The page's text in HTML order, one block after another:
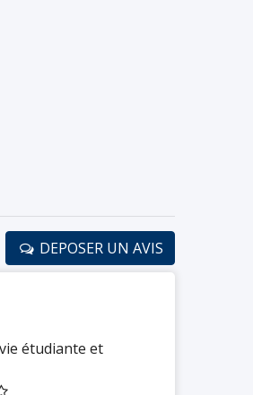
DEPOSER UN AVIS
étudiante et